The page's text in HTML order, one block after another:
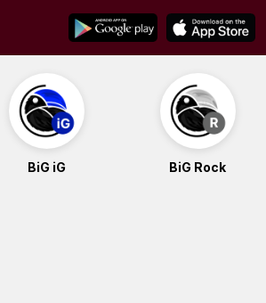
BiG iG BiG Rock